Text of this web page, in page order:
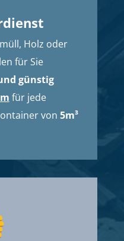
Holz oder
für Sie
günstig
für jede
von 5m³